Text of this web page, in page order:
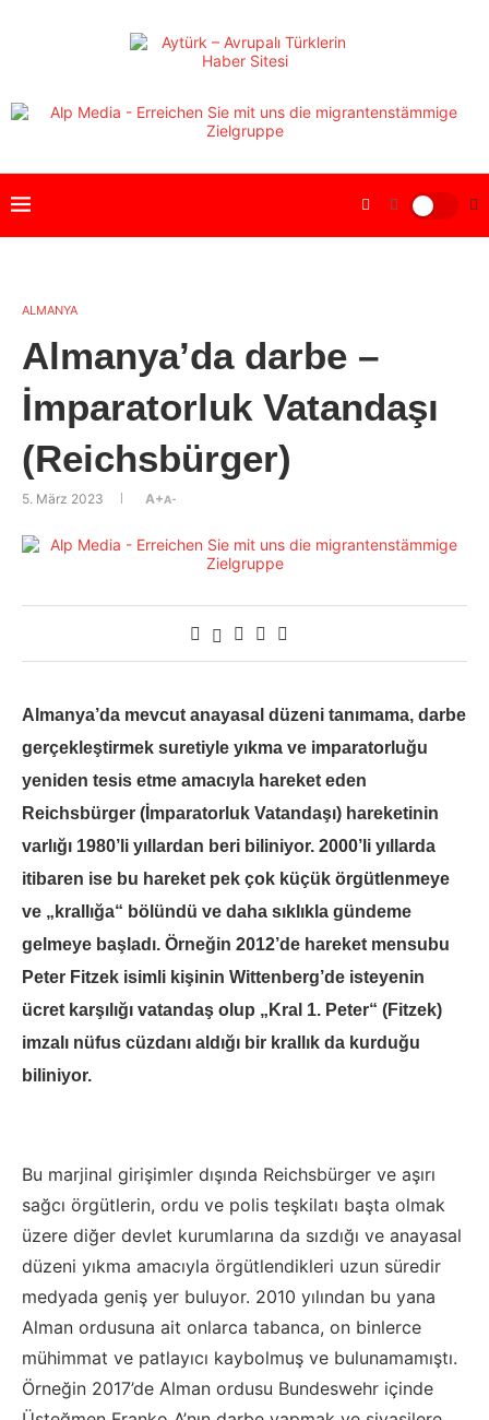
ALMANYA
Almanya’da darbe –
İmparatorluk Vatandaşı
(Reichsbürger)
5. März 2023 A+A-
Almanya’da mevcut anayasal düzeni tanımama, darbe
gerçekleştirmek suretiyle yıkma ve imparatorluğu
yeniden tesis etme amacıyla hareket eden
Reichsbürger (İmparatorluk Vatandaşı) hareketinin
varlığı 1980’li yıllardan beri biliniyor. 2000’li yıllarda
itibaren ise bu hareket pek çok küçük örgütlenmeye
ve „krallığa“ bölündü ve daha sıklıkla gündeme
gelmeye başladı. Örneğin 2012’de hareket mensubu
Peter Fitzek isimli kişinin Wittenberg’de isteyenin
ücret karşılığı vatandaş olup „Kral 1. Peter“ (Fitzek)
imzalı nüfus cüzdanı aldığı bir krallık da kurduğu
biliniyor.
Bu marjinal girişimler dışında Reichsbürger ve aşırı
sağcı örgütlerin, ordu ve polis teşkilatı başta olmak
üzere diğer devlet kurumlarına da sızdığı ve anayasal
düzeni yıkma amacıyla örgütlendikleri uzun süredir
medyada geniş yer buluyor. 2010 yılından bu yana
Alman ordusuna ait onlarca tabanca, on binlerce
mühimmat ve patlayıcı kaybolmuş ve bulunamamıştı.
Örneğin 2017’de Alman ordusu Bundeswehr içinde